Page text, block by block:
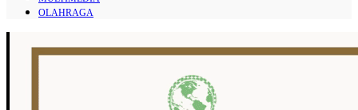
OLAHRAGA